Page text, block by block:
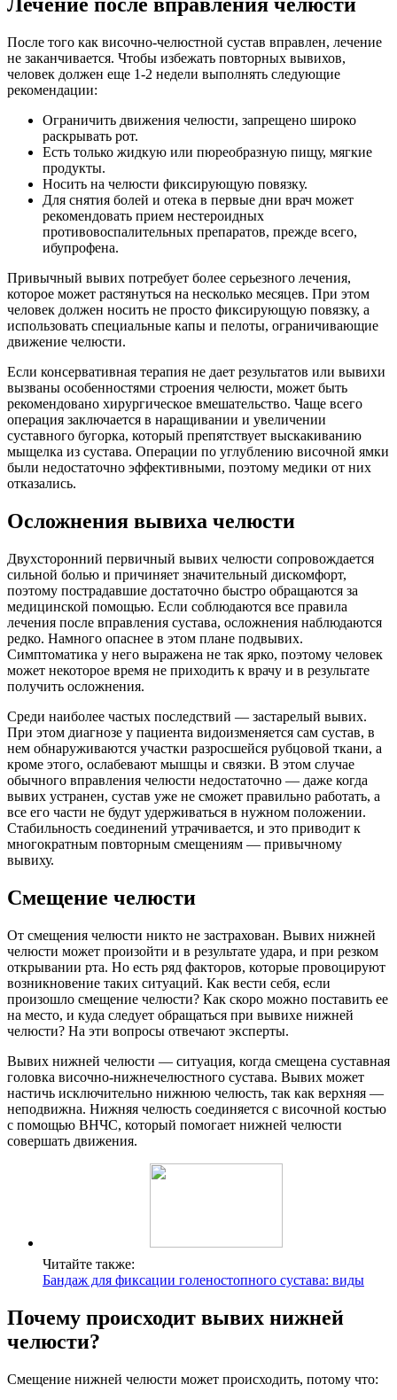
После того как височно-челюстной сустав вправлен, лечение
не заканчивается. Чтобы избежать повторных вывихов,
человек должен еще 1-2 недели выполнять следующие
рекомендации:
Ограничить движения челюсти, запрещено широко
раскрывать рот.
Есть только жидкую или пюреобразную пищу, мягкие
продукты.
Носить на челюсти фиксирующую повязку.
Для снятия болей и отека в первые дни врач может
рекомендовать прием нестероидных
противовоспалительных препаратов, прежде всего,
ибупрофена.
Привычный вывих потребует более серьезного лечения,
которое может растянуться на несколько месяцев. При этом
человек должен носить не просто фиксирующую повязку, а
использовать специальные капы и пелоты, ограничивающие
движение челюсти.
Если консервативная терапия не дает результатов или вывихи
вызваны особенностями строения челюсти, может быть
рекомендовано хирургическое вмешательство. Чаще всего
операция заключается в наращивании и увеличении
суставного бугорка, который препятствует выскакиванию
мыщелка из сустава. Операции по углублению височной ямки
были недостаточно эффективными, поэтому медики от них
отказались.
Осложнения вывиха челюсти
Двухсторонний первичный вывих челюсти сопровождается
сильной болью и причиняет значительный дискомфорт,
поэтому пострадавшие достаточно быстро обращаются за
медицинской помощью. Если соблюдаются все правила
лечения после вправления сустава, осложнения наблюдаются
редко. Намного опаснее в этом плане подвывих.
Симптоматика у него выражена не так ярко, поэтому человек
может некоторое время не приходить к врачу и в результате
получить осложнения.
Среди наиболее частых последствий — застарелый вывих.
При этом диагнозе у пациента видоизменяется сам сустав, в
нем обнаруживаются участки разросшейся рубцовой ткани, а
кроме этого, ослабевают мышцы и связки. В этом случае
обычного вправления челюсти недостаточно — даже когда
вывих устранен, сустав уже не сможет правильно работать, а
все его части не будут удерживаться в нужном положении.
Стабильность соединений утрачивается, и это приводит к
многократным повторным смещениям — привычному
вывиху.
Смещение челюсти
От смещения челюсти никто не застрахован. Вывих нижней
челюсти может произойти и в результате удара, и при резком
открывании рта. Но есть ряд факторов, которые провоцируют
возникновение таких ситуаций. Как вести себя, если
произошло смещение челюсти? Как скоро можно поставить ее
на место, и куда следует обращаться при вывихе нижней
челюсти? На эти вопросы отвечают эксперты.
Вывих нижней челюсти — ситуация, когда смещена суставная
головка височно-нижнечелюстного сустава. Вывих может
настичь исключительно нижнюю челюсть, так как верхняя —
неподвижна. Нижняя челюсть соединяется с височной костью
с помощью ВНЧС, который помогает нижней челюсти
совершать движения.
Читайте также:
Бандаж для фиксации голеностопного сустава: виды
Почему происходит вывих нижней
челюсти?
Смещение нижней челюсти может происходить, потому что: